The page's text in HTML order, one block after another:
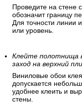
Проведите на стене
обозначит границу
Для точности линии
или уровень.
Клейте полотнища
заход на верхний
Виниловые обои
допускается
удобнее клеить и
стены.